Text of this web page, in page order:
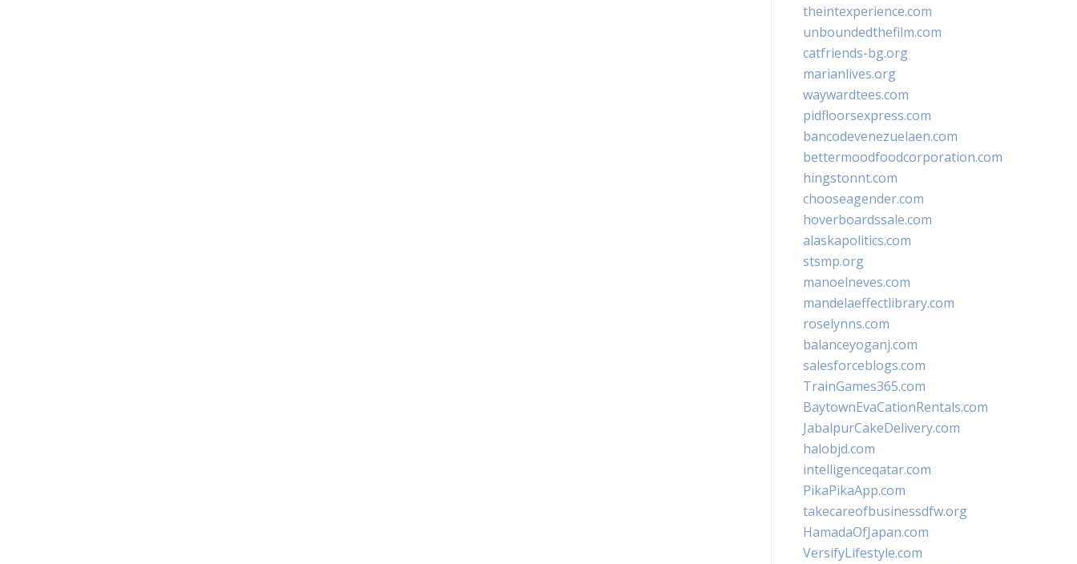
theintexperience.com
unboundedthefilm.com
catfriends-bg.org
marianlives.org
waywardtees.com
pidfloorsexpress.com
bancodevenezuelaen.com
bettermoodfoodcorporation.com
hingstonnt.com
chooseagender.com
hoverboardssale.com
alaskapolitics.com
stsmp.org
manoelneves.com
mandelaeffectlibrary.com
roselynns.com
balanceyoganj.com
salesforceblogs.com
TrainGames365.com
BaytownEvaCationRentals.com
JabalpurCakeDelivery.com
halobjd.com
intelligenceqatar.com
PikaPikaApp.com
takecareofbusinessdfw.org
HamadaOfJapan.com
VersifyLifestyle.com